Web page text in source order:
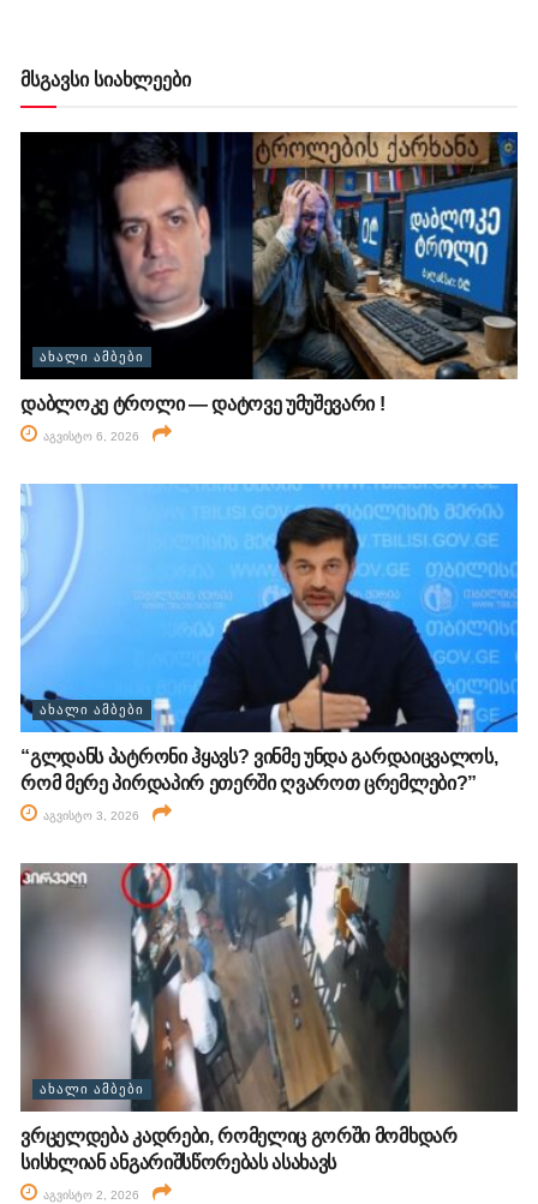
მსგავსი სიახლეები
ᲐᲮᲐᲚᲘ ᲐᲛᲑᲔᲑᲘ
დაბლოკე ტროლი — დატოვე უმუშევარი !
აგვისტო 6, 2026
ᲐᲮᲐᲚᲘ ᲐᲛᲑᲔᲑᲘ
“გლდანს პატრონი ჰყავს? ვინმე უნდა გარდაიცვალოს,
რომ მერე პირდაპირ ეთერში ღვაროთ ცრემლები?”
აგვისტო 3, 2026
ᲐᲮᲐᲚᲘ ᲐᲛᲑᲔᲑᲘ
ვრცელდება კადრები, რომელიც გორში მომხდარ
სისხლიან ანგარიშსწორებას ასახავს
აგვისტო 2, 2026